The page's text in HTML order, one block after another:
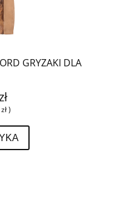
GRYZAKI DLA
)